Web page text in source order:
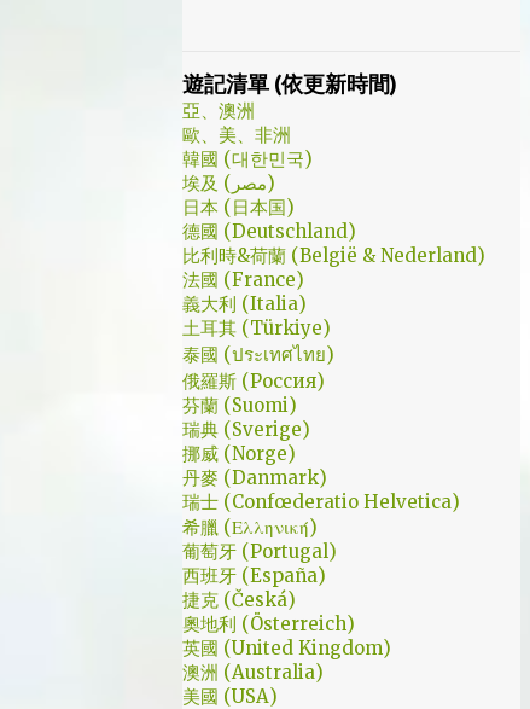
我還是在劇荒中，再重看第一集，意外的覺得
發現角色們的另外一面。像是大叔上班時原來
是講冷笑話的高手；至安那張毫無感情的臉，
讓人恐懼；另外大叔老婆偷情偷的天經地義，
無負擔，也讓我嚇到。 看這鏡頭有時候都不
知道老婆怎麼會回心轉意。 如同版友們所津
津樂道的，這部劇的細節很多，值得細細品嚐
的對話其實摘錄不完。但對我而言整部劇會燒
了起來，應該是從第四集，大叔把至安找進辦
公室談判開始 - 因為在當下風向完全測不出
來。這太不韓劇了；接著至安把都俊永代表玩
弄掌心的談判…這倒底是怎麼樣風格的劇集，
難倒是推理劇嗎? 但是主角三兄弟與媽媽的鬥
嘴，這不應該是家庭劇嗎? 說到家庭劇，這部
劇我第一個哭點和男女主角無關，而是在大哥
被罵，媽媽放下便當離開，之後對他微笑的那
場戲。然後我知道，我放不下這部劇了。 但
這編劇藥下的好猛，同一集還不肯放手。結尾
細節就不說了，硬是收的漂亮 - 這麼棒的劇才
第四集，不禁讓我倍感期待，也開始每週期待
上演的時間。 還加了Prison Break的梗，剛好
我就是PB的劇迷呀!!! 這應該是很感人的橋
不少，而且還bundle了不少近年常提到的
VPN，像是NordVPN/ Surfshark等…但因為這
些VPN服務都已經沒有免費的試用期了… 在花
了幾個小時試了一下，目前與大家推薦的是
Urban VPN
遊記清單 (依更新時間)
亞、澳洲
歐、美、非洲
韓國 (대한민국)
埃及 (مصر)
日本 (日本国)
德國 (Deutschland)
比利時&荷蘭 (België & Nederland)
法國 (France)
義大利 (Italia)
土耳其 (Türkiye)
泰國 (ประเทศไทย)
俄羅斯 (Россия)
芬蘭 (Suomi)
瑞典 (Sverige)
挪威 (Norge)
丹麥 (Danmark)
瑞士 (Confœderatio Helvetica)
希臘 (Ελληνική)
葡萄牙 (Portugal)
西班牙 (España)
捷克 (Česká)
奧地利 (Österreich)
英國 (United Kingdom)
澳洲 (Australia)
美國 (USA)